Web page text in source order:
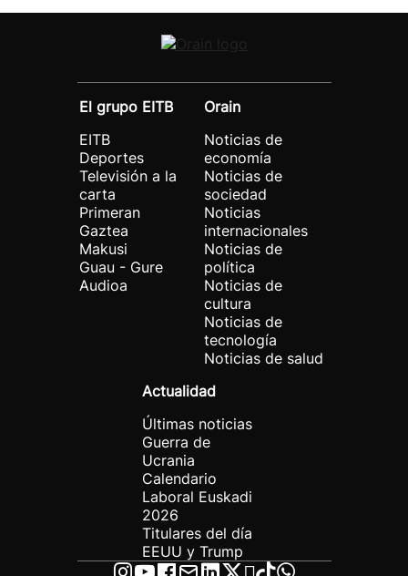
El grupo EITB
EITB
Deportes
Televisión a la
carta
Primeran
Gaztea
Makusi
Guau - Gure
Audioa
Orain
Noticias de
economía
Noticias de
sociedad
Noticias
internacionales
Noticias de
política
Noticias de
cultura
Noticias de
tecnología
Noticias de salud
Actualidad
Últimas noticias
Guerra de
Ucrania
Calendario
Laboral Euskadi
2026
Titulares del día
EEUU y Trump